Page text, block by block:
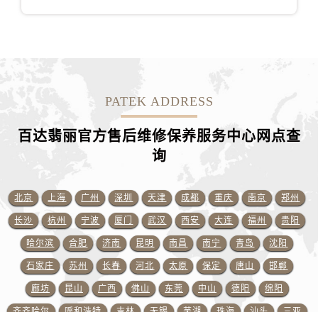
广东省茂名市电白区水东街道迎宾大道百达翡丽售后服务中心（需提前预约）
广东省汕头市龙湖区长平路百达翡丽售后服务中心（需提前预约）
广东省汕尾市城区香洲街道园林社区翠园街百达翡丽售后服务中心（需提前预约）
广东省韶关市武江区芙蓉新区与老城中心交汇处百达翡丽售后服务中心（需提前预约）
广东省深圳市罗湖区深南东路5001号华润大厦17层1701室百达翡丽售后服务中心（需提前预约）
广东省阳江市江城区东风一路百达翡丽售后服务中心（需提前预约）
广东省云浮市云城区金山路百达翡丽售后服务中心（需提前预约）
PATEK ADDRESS
百达翡丽官方售后维修保养服务中心网点查
询
北京 上海 广州 深圳 天津 成都 重庆 南京 郑州
长沙 杭州 宁波 厦门 武汉 西安 大连 福州 贵阳
哈尔滨 合肥 济南 昆明 南昌 南宁 青岛 沈阳
石家庄 苏州 长春 河北 太原 保定 唐山 邯郸
廊坊 昆山 广西 佛山 东莞 中山 德阳 绵阳